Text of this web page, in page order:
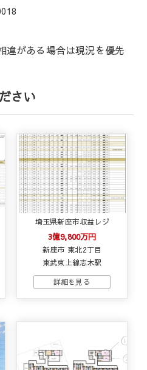
がある場合は現況を優先
さい
埼玉県新座市収益レジ
3億9,800万円
新座市 東北2丁目
東武東上線志木駅